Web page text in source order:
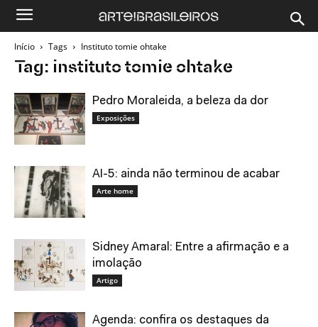
Início Tags Instituto tomie ohtake
Tag: instituto tomie ohtake
Pedro Moraleida, a beleza da dor
Exposições
AI-5: ainda não terminou de acabar
Arte home
Sidney Amaral: Entre a afirmação e a
imolação
Artigo
Agenda: confira os destaques da